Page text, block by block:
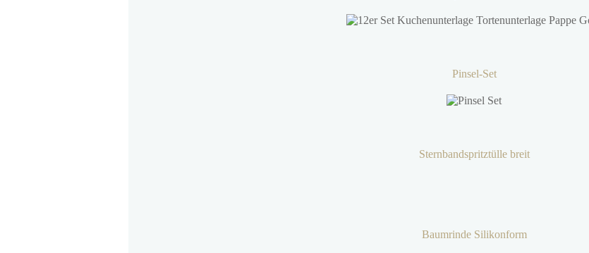
Pinsel-Set
Sternbandspritztülle breit
Baumrinde Silikonform